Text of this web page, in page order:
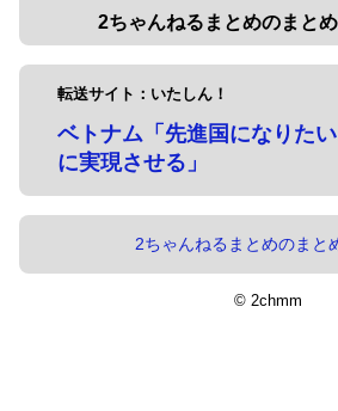
2ちゃんねるまとめのまと
転送サイト：いたしん！
ベトナム「先進国になりた
に実現させる」
2ちゃんねるまとめのまと
© 2chmm